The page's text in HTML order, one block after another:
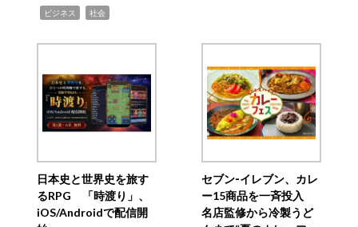
ビジネス 社会
日本史と世界史を旅す
るRPG 「時渡り」、
iOS/Androidで配信開
セブン‐イレブン、カレ
ー15商品を一斉投入
名店監修から冷製うど